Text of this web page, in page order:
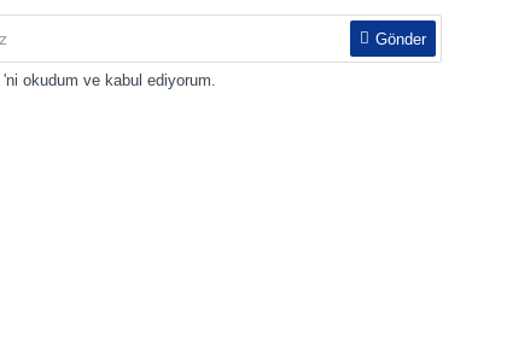
Gönder
'ni okudum ve kabul ediyorum.